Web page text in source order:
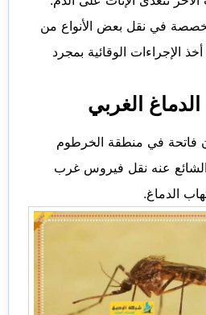
في نقل بعض الأنواع من
الإجراءات الوقائية بمجرد
فاتحة في منطقة الخرطوم
الشائع عنه نقل فيروس غرب
الدماغ.